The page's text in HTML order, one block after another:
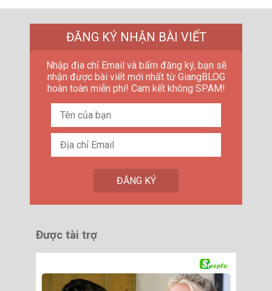
ĐĂNG KÝ NHẬN BÀI VIẾT
Nhập địa chỉ Email và bấm đăng ký, bạn sẽ
nhận được bài viết mới nhất từ GiangBLOG
hoàn toàn miễn phí! Cam kết không SPAM!
Được tài trợ